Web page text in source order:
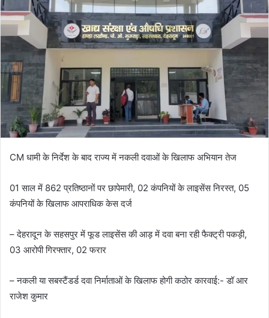
e
m
a
i
l
CM धामी के निर्देश के बाद राज्य में नकली दवाओं के खिलाफ अभियान तेज
01 साल में 862 प्रतिष्ठानों पर छापेमारी, 02 कंपनियों के लाइसेंस निरस्त, 05
कंपनियों के खिलाफ आपराधिक केस दर्ज
– देहरादून के सहसपुर में फूड लाइसेंस की आड़ में दवा बना रही फैक्ट्री पकड़ी,
03 आरोपी गिरफ्तार, 02 फरार
– नकली या सबस्टैंडर्ड दवा निर्माताओं के खिलाफ होगी कठोर कारवाई:- डॉ आर
राजेश कुमार